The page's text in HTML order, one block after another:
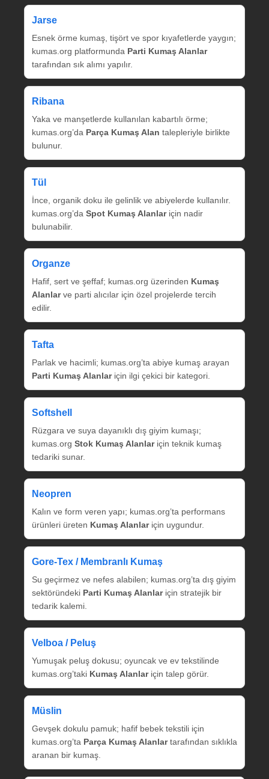
Jarse
Esnek örme kumaş, tişört ve spor kıyafetlerde yaygın;
kumas.org platformunda Parti Kumaş Alanlar
tarafından sık alımı yapılır.
Ribana
Yaka ve manşetlerde kullanılan kabartılı örme;
kumas.org’da Parça Kumaş Alan talepleriyle birlikte
bulunur.
Tül
İnce, organik doku ile gelinlik ve abiyelerde kullanılır.
kumas.org’da Spot Kumaş Alanlariçin nadir
bulunabilir.
Organze
Hafif, sert ve şeffaf; kumas.org üzerinden Kumaş
Alanlarve parti alıcılar için özel projelerde tercih
edilir.
Tafta
Parlak ve hacimli; kumas.org’ta abiye kumaş arayan
Parti Kumaş Alanlariçin ilgi çekici bir kategori.
Softshell
Rüzgara ve suya dayanıklı dış giyim kumaşı;
kumas.org Stok Kumaş Alanlariçin teknik kumaş
tedariki sunar.
Neopren
Kalın ve form veren yapı; kumas.org’ta performans
ürünleri üreten Kumaş Alanlariçin uygundur.
Gore‑Tex / Membranlı Kumaş
Su geçirmez ve nefes alabilen; kumas.org’ta dış giyim
sektöründeki Parti Kumaş Alanlariçin stratejik bir
tedarik kalemi.
Velboa / Peluş
Yumuşak peluş dokusu; oyuncak ve ev tekstilinde
kumas.org’taki Kumaş Alanlariçin talep görür.
Müslin
Gevşek dokulu pamuk; hafif bebek tekstili için
kumas.org’ta Parça Kumaş Alanlartarafından sıklıkla
aranan bir kumaş.